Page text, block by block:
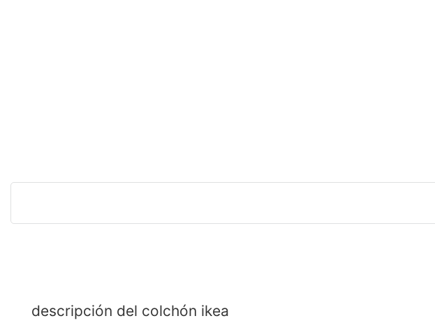
descripción del colchón ikea